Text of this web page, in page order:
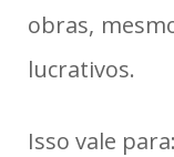
obras,
lucrativos.
Isso vale para: